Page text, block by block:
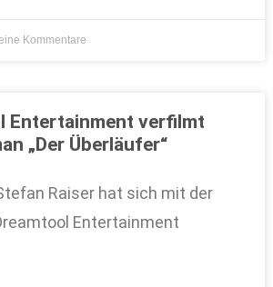
Kommentare
Entertainment verfilmt
„Der Überläufer“
Raiser hat sich mit der
Entertainment